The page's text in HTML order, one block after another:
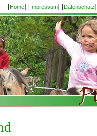
[Home] [Impressum] [Datenschutz